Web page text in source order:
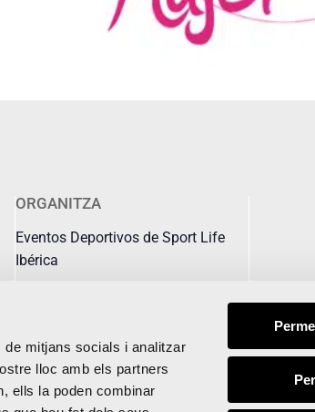
mitjans socials i analitzar
lloc amb els partners
ells la poden combinar
ORGANITZA
Eventos Deportivos de Sport Life
Ibérica